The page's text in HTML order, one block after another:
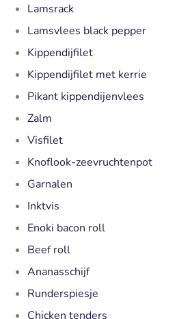
Lamsrack
Lamsvlees black pepper
Kippendijfilet
Kippendijfilet met kerrie
Pikant kippendijenvlees
Zalm
Visfilet
Knoflook-zeevruchtenpot
Garnalen
Inktvis
Enoki bacon roll
Beef roll
Ananasschijf
Runderspiesje
Chicken tenders